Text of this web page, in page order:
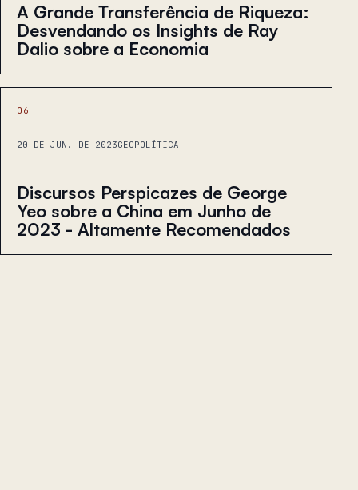
A Grande Transferência de Riqueza:
Desvendando os Insights de Ray
Dalio sobre a Economia
06
20 DE JUN. DE 2023GEOPOLÍTICA
Discursos Perspicazes de George
Yeo sobre a China em Junho de
2023 - Altamente Recomendados